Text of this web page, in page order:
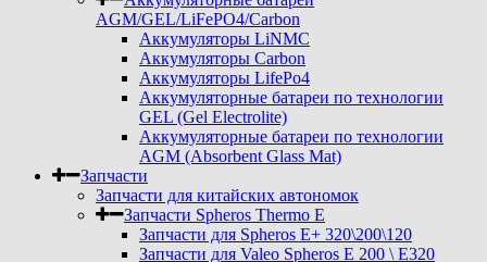
AGM/GEL/LiFePO4/Carbon
Аккумуляторы LiNMC
Аккумуляторы Carbon
Аккумуляторы LifePo4
Аккумуляторные батареи по технологии
GEL (Gel Electrolite)
Аккумуляторные батареи по технологии
AGM (Absorbent Glass Mat)
Запчасти
Запчасти для китайских автономок
Запчасти Spheros Thermo E
Запчасти для Spheros E+ 320\200\120
Запчасти для Valeo Spheros E 200 \ E320